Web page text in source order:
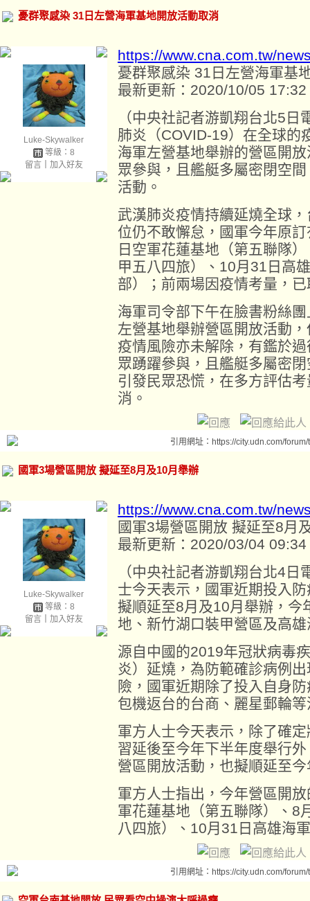
憂群聚感染 31日左營海軍基地開放活動取消
Luke-Skywalker
等級：8
留言｜ 加入好友
https://www.cna.com.tw/
憂群聚感染 31日左營海軍基
最新更新：2020/10/05 17:32
（中央社記者游凱翔台北5
肺炎（COVID-19）在全球的
海軍左營基地舉辦的營區開
眾參與，且艦艇多屬密閉空
活動。
武漢肺炎疫情持續延燒全球
位仍不敢懈怠，國軍今年原
日空軍花蓮基地（第五聯隊
甲五八四旅）、10月31日高
部）；前兩場因疫情考量，
海軍司令部下午在臉書粉絲
左營基地舉辦營區開放活動
疫情風險亦未解除，有鑑於
眾踴躍參與，且艦艇多屬密
引發民眾恐慌，在多方評估
消。
引用網址：https://city.udn.com/
國軍3場營區開放 擬延至8月及10月舉辦
Luke-Skywalker
等級：8
留言｜ 加入好友
https://www.cna.com.tw/
國軍3場營區開放 擬延至8月
最新更新：2020/03/04 09:34
（中央社記者游凱翔台北4
士今天表示，國軍近期投入
擬順延至8月及10月舉辦，今
地、新竹湖口裝甲營區及高
源自中國的2019年冠狀病毒
炎）延燒，為防範確診病例
險，國軍近期除了投入自身
包機返台的台商、麗星郵輪
軍方人士今天表示，除了確
習延後至今年下半年度舉行
營區開放活動，也擬順延至
軍方人士指出，今年營區開
軍花蓮基地（第五聯隊）、8
八四旅）、10月31日高雄海
引用網址：https://city.udn.com/